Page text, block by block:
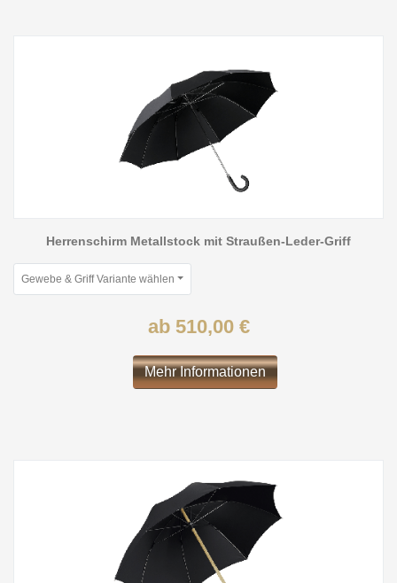
Herrenschirm Metallstock mit Straußen-Leder-Griff
Gewebe & Griff Variante wählen
ab 510,00 €
Mehr Informationen